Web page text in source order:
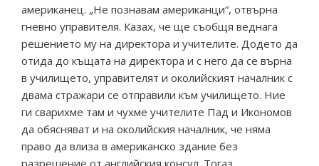
американец. „Не познавам американци“, отвърна
гневно управителя. Казах, че ще съобщя веднага
решението му на директора и учителите. Додето да
отида до къщата на директора и с него да се върна
в училището, управителят и околийският началник с
двама стражари се отправили към училището. Ние
ги сварихме там и чухме учителите Пад и Икономов
да обясняват и на околийския началник, че няма
право да влиза в американско здание без
разрешение от английския консул. Тогаз